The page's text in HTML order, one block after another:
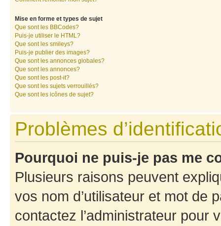
Mise en forme et types de sujet
Que sont les BBCodes?
Puis-je utiliser le HTML?
Que sont les smileys?
Puis-je publier des images?
Que sont les annonces globales?
Que sont les annonces?
Que sont les post-it?
Que sont les sujets verrouillés?
Que sont les icônes de sujet?
Problèmes
Pourquoi ne puis-je pas me
Plusieurs raisons peuvent
vos nom d’utilisateur et mot de
contactez l’administrateur pour